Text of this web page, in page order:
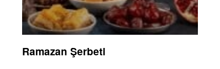
Ramazan Şerbeti